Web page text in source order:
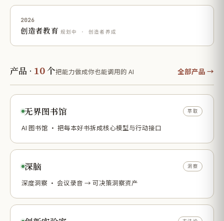
2026
创造者教育 规划中 · 创造者养成
产品 · 10个把能力做成你也能调用的 AI 全部产品 →
无界图书馆 萃取
AI 图书馆 · 把每本好书拆成核心模型与行动接口
深脑 洞察
深度洞察 · 会议录音 → 可决策洞察资产